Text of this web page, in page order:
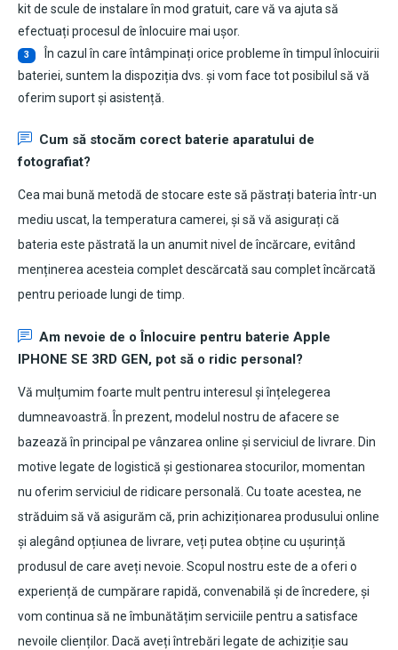
kit de scule de instalare în mod gratuit, care vă va ajuta să
efectuați procesul de înlocuire mai ușor.
3
În cazul în care întâmpinați orice probleme în timpul înlocuirii
bateriei, suntem la dispoziția dvs. și vom face tot posibilul să vă
oferim suport și asistență.
Cum să stocăm corect baterie aparatului de
fotografiat?
Cea mai bună metodă de stocare este să păstrați bateria într-un
mediu uscat, la temperatura camerei, și să vă asigurați că
bateria este păstrată la un anumit nivel de încărcare, evitând
menținerea acesteia complet descărcată sau complet încărcată
pentru perioade lungi de timp.
Am nevoie de o Înlocuire pentru baterie Apple
IPHONE SE 3RD GEN , pot să o ridic personal?
Vă mulțumim foarte mult pentru interesul și înțelegerea
dumneavoastră. În prezent, modelul nostru de afacere se
bazează în principal pe vânzarea online și serviciul de livrare. Din
motive legate de logistică și gestionarea stocurilor, momentan
nu oferim serviciul de ridicare personală. Cu toate acestea, ne
străduim să vă asigurăm că, prin achiziționarea produsului online
și alegând opțiunea de livrare, veți putea obține cu ușurință
produsul de care aveți nevoie. Scopul nostru este de a oferi o
experiență de cumpărare rapidă, convenabilă și de încredere, și
vom continua să ne îmbunătățim serviciile pentru a satisface
nevoile clienților. Dacă aveți întrebări legate de achiziție sau